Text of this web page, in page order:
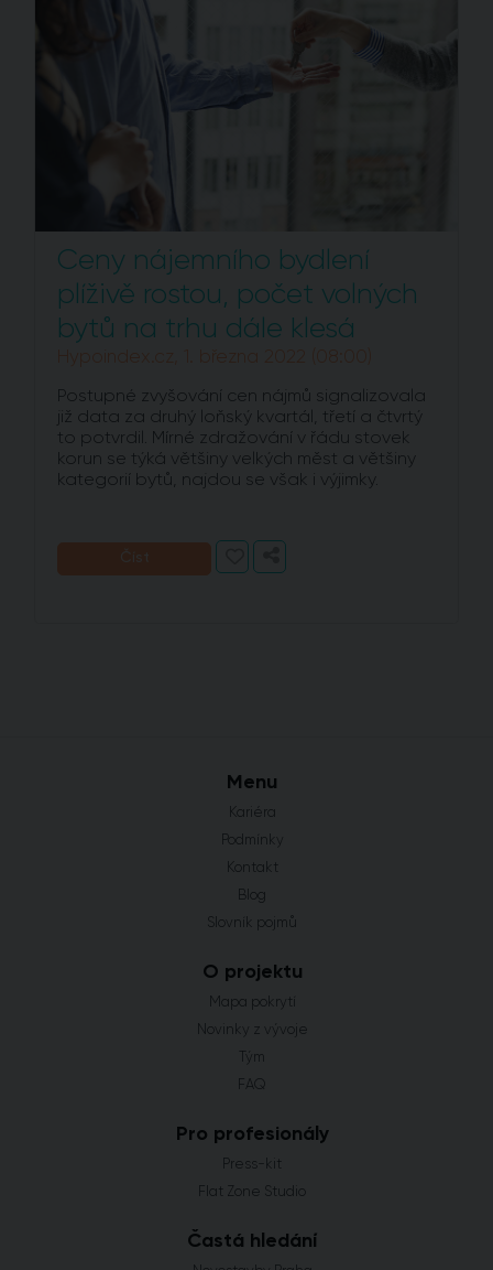
Ceny nájemního bydlení
plíživě rostou, počet volných
bytů na trhu dále klesá
Hypoindex.cz, 1. března 2022 (08:00)
Postupné zvyšování cen nájmů signalizovala
již data za druhý loňský kvartál, třetí a čtvrtý
to potvrdil. Mírné zdražování v řádu stovek
korun se týká většiny velkých měst a většiny
kategorií bytů, najdou se však i výjimky.
Číst
Menu
Kariéra
Podmínky
Kontakt
Blog
Slovník pojmů
O projektu
Mapa pokrytí
Novinky z vývoje
Tým
FAQ
Pro profesionály
Press-kit
Flat Zone Studio
Častá hledání